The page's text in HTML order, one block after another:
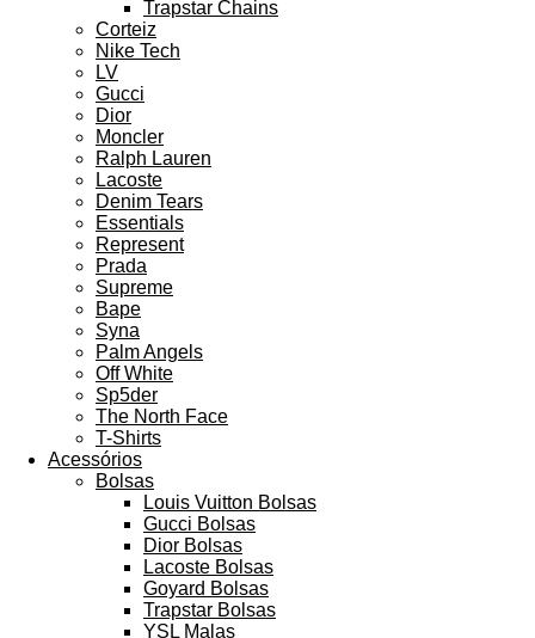
Trapstar Chains
Corteiz
Nike Tech
LV
Gucci
Dior
Moncler
Ralph Lauren
Lacoste
Denim Tears
Essentials
Represent
Prada
Supreme
Bape
Syna
Palm Angels
Off White
Sp5der
The North Face
T-Shirts
Acessórios
Bolsas
Louis Vuitton Bolsas
Gucci Bolsas
Dior Bolsas
Lacoste Bolsas
Goyard Bolsas
Trapstar Bolsas
YSL Malas